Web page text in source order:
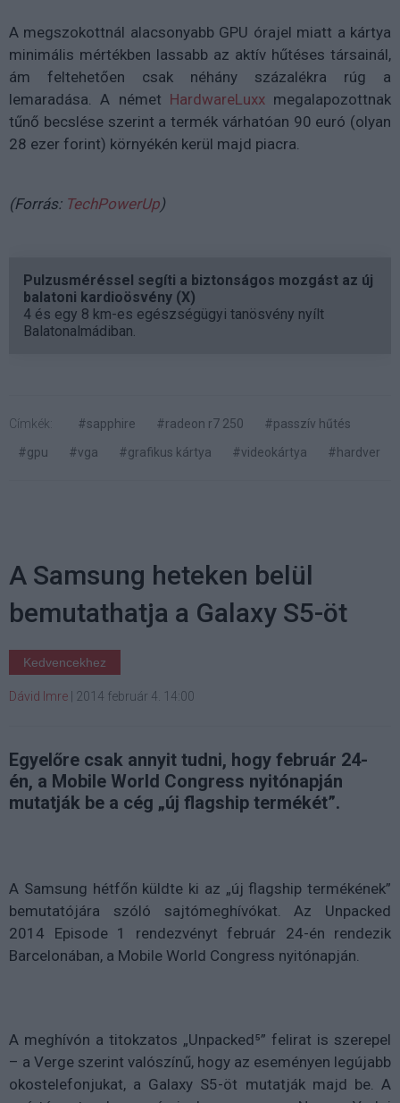
A megszokottnál alacsonyabb GPU órajel miatt a kártya
minimális mértékben lassabb az aktív hűtéses társainál,
ám feltehetően csak néhány százalékra rúg a
lemaradása. A német HardwareLuxxmegalapozottnak
tűnő becslése szerint a termék várhatóan 90 euró (olyan
28 ezer forint) környékén kerül majd piacra.
(Forrás: TechPowerUp)
Pulzusméréssel segíti a biztonságos mozgást az új
balatoni kardioösvény (X)
4 és egy 8 km-es egészségügyi tanösvény nyílt
Balatonalmádiban.
Címkék: #sapphire #radeon r7 250
#passzív hűtés
#gpu
#vga #grafikus kártya #videokártya #hardver
A Samsung heteken belül
bemutathatja a Galaxy S5-öt
Kedvencekhez
Dávid Imre | 2014 február 4. 14:00
Egyelőre csak annyit tudni, hogy február 24-
én, a Mobile World Congress nyitónapján
mutatják be a cég „új flagship termékét”.
A Samsung hétfőn küldte ki az „új flagship termékének”
bemutatójára szóló sajtómeghívókat. Az Unpacked
2014 Episode 1 rendezvényt február 24-én rendezik
Barcelonában, a Mobile World Congress nyitónapján.
A meghívón a titokzatos „Unpacked⁵” felirat is szerepel
– a Verge szerint valószínű, hogy az eseményen legújabb
okostelefonjukat, a Galaxy S5-öt mutatják majd be. A